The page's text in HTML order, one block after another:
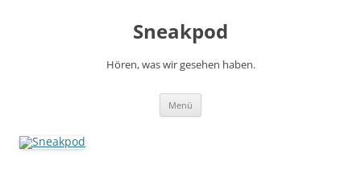
Sneakpod
Hören, was wir gesehen haben.
Menü